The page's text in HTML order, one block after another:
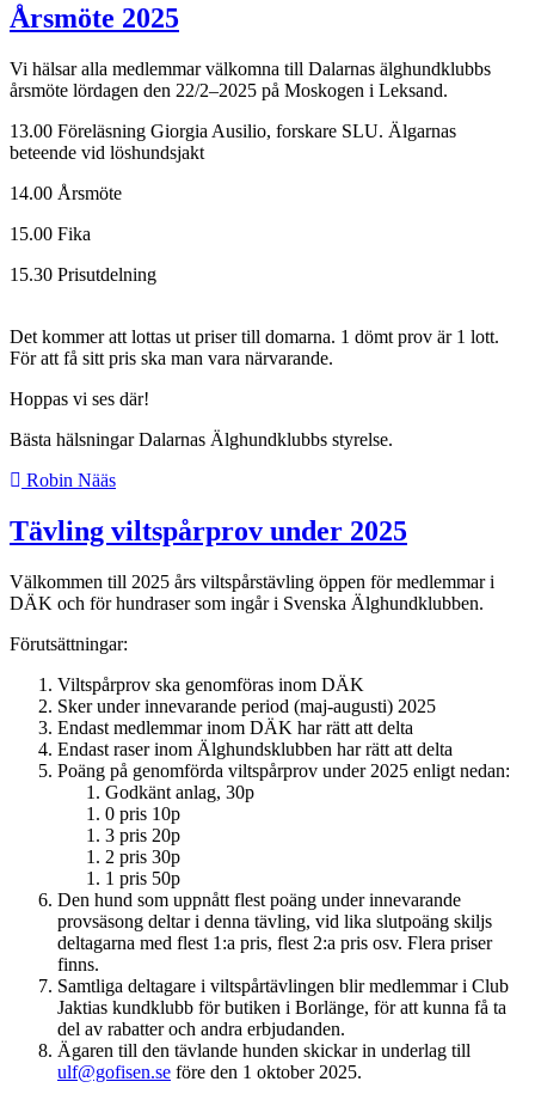
Årsmöte 2025
Vi hälsar alla medlemmar välkomna till Dalarnas älghundklubbs
årsmöte lördagen den 22/2–2025 på Moskogen i Leksand.
13.00 Föreläsning Giorgia Ausilio, forskare SLU. Älgarnas
beteende vid löshundsjakt
14.00 Årsmöte
15.00 Fika
15.30 Prisutdelning
Det kommer att lottas ut priser till domarna. 1 dömt prov är 1 lott.
För att få sitt pris ska man vara närvarande.
Hoppas vi ses där!
Bästa hälsningar Dalarnas Älghundklubbs styrelse.
Robin Nääs
Tävling viltspårprov under 2025
Välkommen till 2025 års viltspårstävling öppen för medlemmar i
DÄK och för hundraser som ingår i Svenska Älghundklubben.
Förutsättningar:
Viltspårprov ska genomföras inom DÄK
Sker under innevarande period (maj-augusti) 2025
Endast medlemmar inom DÄK har rätt att delta
Endast raser inom Älghundsklubben har rätt att delta
Poäng på genomförda viltspårprov under 2025 enligt nedan:
Godkänt anlag, 30p
0 pris 10p
3 pris 20p
2 pris 30p
1 pris 50p
Den hund som uppnått flest poäng under innevarande
provsäsong deltar i denna tävling, vid lika slutpoäng skiljs
deltagarna med flest 1:a pris, flest 2:a pris osv. Flera priser
finns.
Samtliga deltagare i viltspårtävlingen blir medlemmar i Club
Jaktias kundklubb för butiken i Borlänge, för att kunna få ta
del av rabatter och andra erbjudanden.
Ägaren till den tävlande hunden skickar in underlag till
ulf@gofisen.se före den 1 oktober 2025.